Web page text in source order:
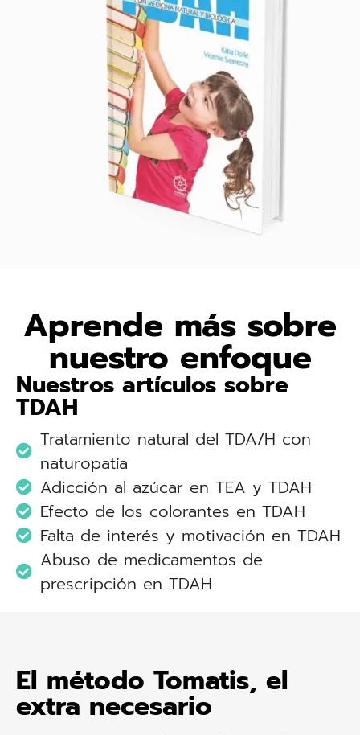
Aprende más sobre
nuestro enfoque
Nuestros artículos sobre
TDAH
Tratamiento natural del TDA/H con
naturopatía
Adicción al azúcar en TEA y TDAH
Efecto de los colorantes en TDAH
Falta de interés y motivación en TDAH
Abuso de medicamentos de
prescripción en TDAH
El método Tomatis, el
extra necesario